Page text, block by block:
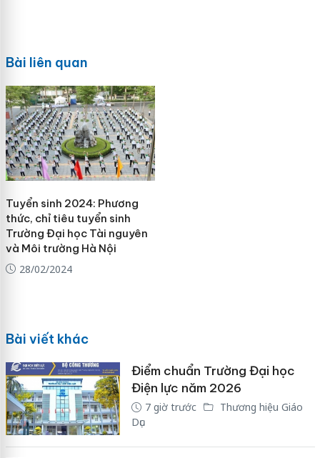
Bài liên quan
Tuyển sinh 2024: Phương
thức, chỉ tiêu tuyển sinh
Trường Đại học Tài nguyên
và Môi trường Hà Nội
28/02/2024
Bài viết khác
Điểm chuẩn Trường Đại học
Điện lực năm 2026
7 giờ trước
Thương hiệu Giáo
Dục